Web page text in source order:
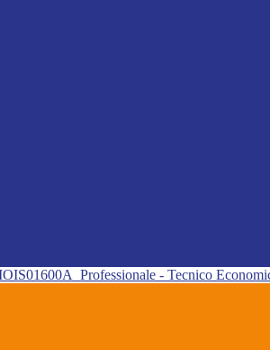
Professionale - Tecnico